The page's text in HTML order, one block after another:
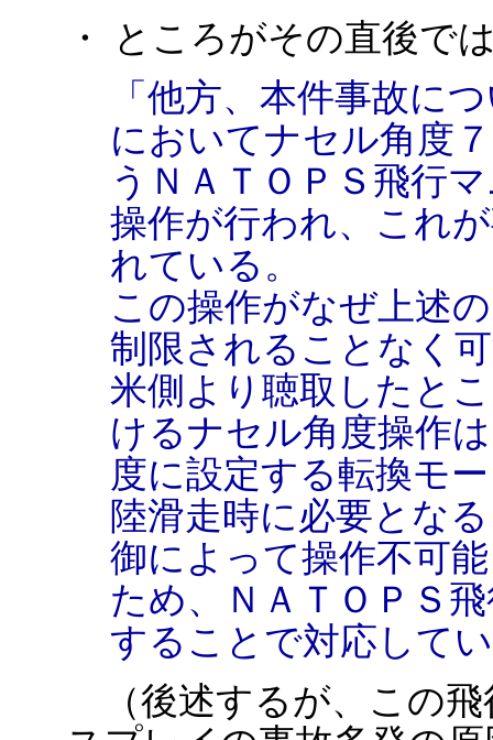
・ ところがその直後で
「他方、本件事故に
においてナセル角度
うＮＡＴＯＰＳ飛行
操作が行われ、これ
れている。
この操作がなぜ上述
制限されることなく
米側より聴取したと
けるナセル角度操作
度に設定する転換モ
陸滑走時に必要とな
御によって操作不可
ため、ＮＡＴＯＰＳ
することで対応して
（後述するが、この飛